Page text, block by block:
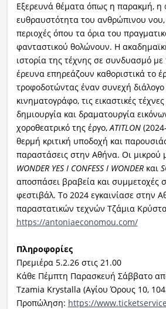
Εξερευνά θέματα όπως η παρακμή, η
ευθραυστότητα του ανθρώπινου νου,
περιοχές όπου τα όρια του
φανταστικού θολώνουν. Η
ιστορία της τέχνης σε συνδυασμό με
έρευνα επηρεάζουν καθοριστικά το
τροφοδοτώντας έναν συνεχή
κινηματογράφο, τις εικαστικές
δημιουργία και δραματουργία
χοροθεατρικό της έργο, ATITLON
θερμή κριτική υποδοχή και
παραστάσεις στην Αθήνα. Οι μικρού
WONDER YES I CONFESS I WONDERκαι
αποσπάσει βραβεία και συμμετοχές
φεστιβάλ. Το 2024 εγκαινίασε στην
παραστατικών τεχνών Τζάμια
https://antoniaeconomou.com/
Πληροφορίες
Πρεμιέρα 5.2.26 στις 21.00
Κάθε Πέμπτη Παρασκευή Σάββατο
Tzamia Krystalla (Αγίου Όρους 10,
Προπώληση: https://